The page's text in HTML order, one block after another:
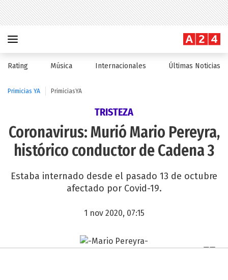
Rating Música Internacionales Últimas Noticias
Primicias YA PrimiciasYA
TRISTEZA
Coronavirus: Murió Mario Pereyra,
histórico conductor de Cadena 3
Estaba internado desde el pasado 13 de octubre
afectado por Covid-19.
1 nov 2020, 07:15